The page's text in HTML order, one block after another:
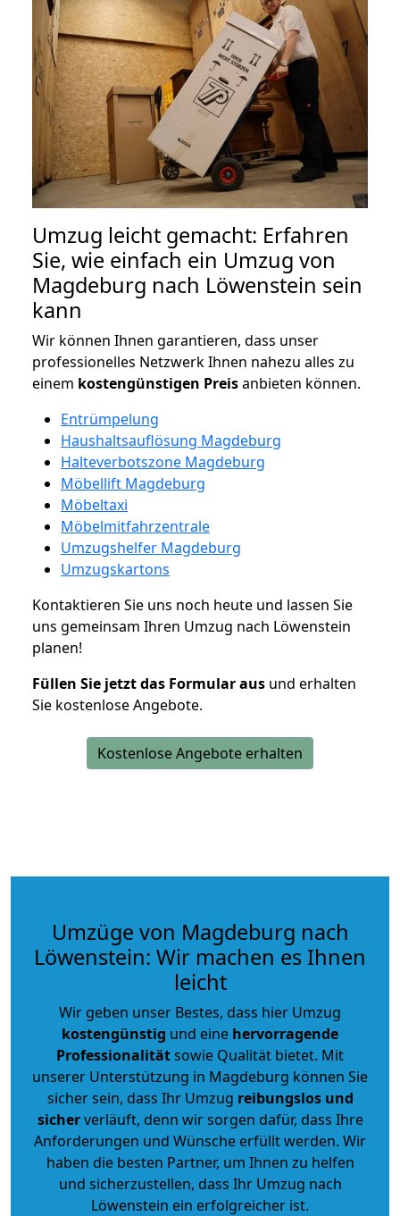
Umzug leicht gemacht: Erfahren
Sie, wie einfach ein Umzug von
Magdeburg nach Löwenstein sein
kann
Wir können Ihnen garantieren, dass unser
professionelles Netzwerk Ihnen nahezu alles zu
einem kostengünstigen Preisanbieten können.
Entrümpelung
Haushaltsauflösung Magdeburg
Halteverbotszone Magdeburg
Möbellift Magdeburg
Möbeltaxi
Möbelmitfahrzentrale
Umzugshelfer Magdeburg
Umzugskartons
Kontaktieren Sie uns noch heute und lassen Sie
uns gemeinsam Ihren Umzug nach Löwenstein
planen!
Füllen Sie jetzt das Formular aus und erhalten
Sie kostenlose Angebote.
Kostenlose Angebote erhalten
Umzüge von Magdeburg nach
Löwenstein: Wir machen es Ihnen
leicht
Wir geben unser Bestes, dass hier Umzug
kostengünstig und eine hervorragende
Professionalitätsowie Qualität bietet. Mit
unserer Unterstützung in Magdeburg können Sie
sicher sein, dass Ihr Umzug reibungslos und
sicherverläuft, denn wir sorgen dafür, dass Ihre
Anforderungen und Wünsche erfüllt werden. Wir
haben die besten Partner, um Ihnen zu helfen
und sicherzustellen, dass Ihr Umzug nach
Löwenstein ein erfolgreicher ist.